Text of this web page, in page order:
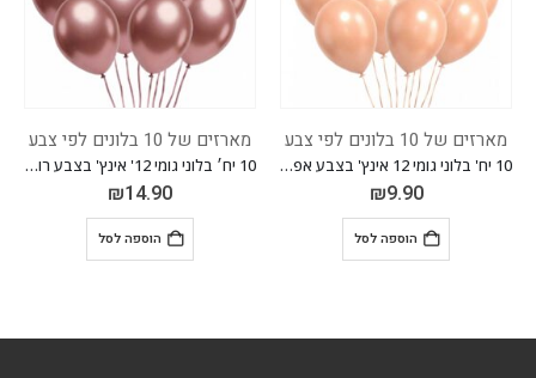
מארזים של 10 בלונים לפי צבע
10 יח' בלוני גומי 12 אינץ' בצבע אפרסק מקרון
₪9.90
הוספה לסל
מארזים של 10 בלונים לפי צבע
10 יח׳ בלוני גומי 12' אינץ' בצבע רוז גולד ורוד כרום
₪14.90
הוספה לסל